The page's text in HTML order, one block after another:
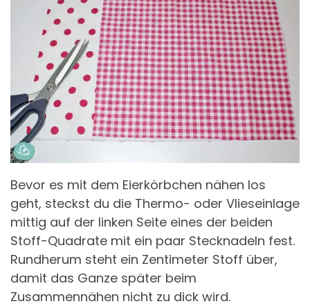
Bevor es mit dem Eierkörbchen nähen los
geht, steckst du die Thermo- oder Vlieseinlage
mittig auf der linken Seite eines der beiden
Stoff-Quadrate mit ein paar Stecknadeln fest.
Rundherum steht ein Zentimeter Stoff über,
damit das Ganze später beim
Zusammennähen nicht zu dick wird.